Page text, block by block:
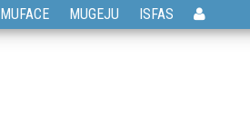
MUFACE MUGEJU ISFAS